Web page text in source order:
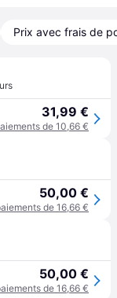
Prix avec frais de
31,99 €
de 10,66 €
50,00 €
de 16,66 €
50,00 €
de 16,66 €